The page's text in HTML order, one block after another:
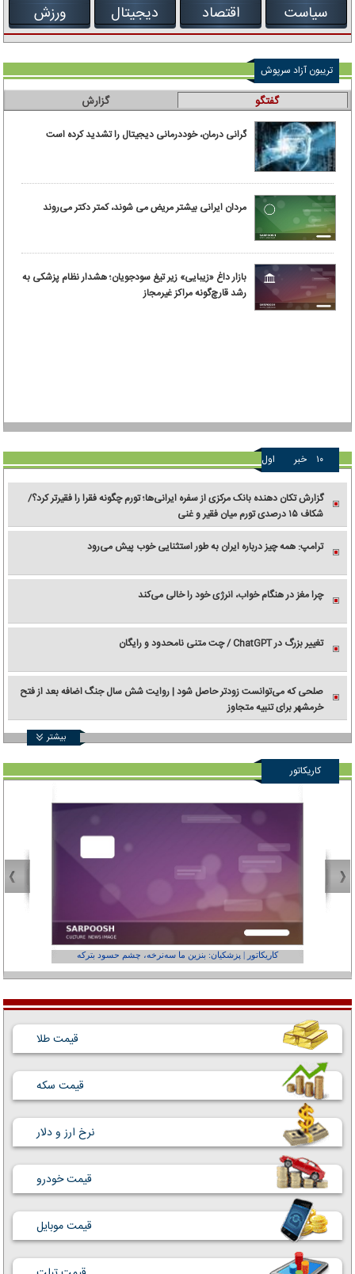
سیاست اقتصاد دیجیتال ورزش
تریبون آزاد سرپوش
گفتگو گزارش
گرانی درمان، خوددرمانی دیجیتال را تشدید کرده است
مردان ایرانی بیشتر مریض می شوند، کمتر دکتر می‌روند
بازار داغ «زیبایی» زیر تیغ سودجویان؛ هشدار نظام پزشکی به
رشد قارچ‌گونه مراکز غیرمجاز
۱۰ خبر اول
گزارش تکان‌ دهنده بانک مرکزی از سفره ایرانی‌ها؛ تورم چگونه فقرا را فقیرتر کرد؟/
شکاف ۱۵ درصدی تورم میان فقیر و غنی
ترامپ: همه چیز درباره ایران به طور استثنایی خوب پیش می‌رود
چرا مغز در هنگام خواب، انرژی خود را خالی می‌کند
تغییر بزرگ در ChatGPT / چت متنی نامحدود و رایگان
صلحی که می‌توانست زودتر حاصل شود | روایت شش سال جنگ اضافه بعد از فتح
خرمشهر برای تنبیه متجاوز
بیشتر
کاریکاتور
کاریکاتور | پزشکیان: بنزین ما سه‌نرخه، چشم حسود بترکه
قیمت طلا
قیمت سکه
نرخ ارز و دلار
قیمت خودرو
قیمت موبایل